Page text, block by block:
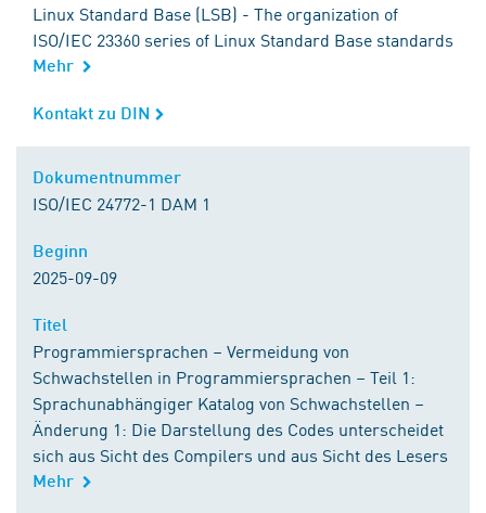
Linux Standard Base (LSB) - The organization of
ISO/IEC 23360 series of Linux Standard Base standards
Mehr
Kontakt zu DIN
Kontakt zu DIN
Dokumentnummer
ISO/IEC 24772-1 DAM 1
Beginn
2025-09-09
Titel
Programmiersprachen – Vermeidung von
Schwachstellen in Programmiersprachen – Teil 1:
Sprachunabhängiger Katalog von Schwachstellen –
Änderung 1: Die Darstellung des Codes unterscheidet
sich aus Sicht des Compilers und aus Sicht des Lesers
Mehr